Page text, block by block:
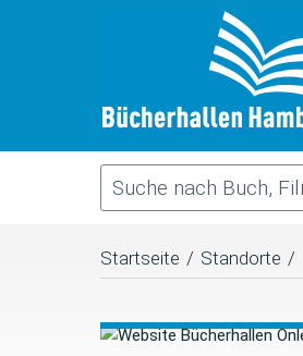
Startseite / Standorte /